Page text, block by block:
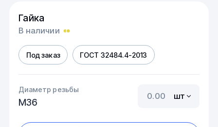
Гайка
В наличии
Под заказ ГОСТ 32484.4-2013
Диаметр резьбы
М36
шт